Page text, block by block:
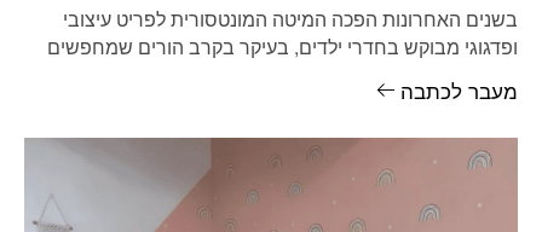
בשנים האחרונות הפכה המיטה המונטסורית לפריט עיצובי
ופדגוגי מבוקש בחדרי ילדים, בעיקר בקרב הורים שמחפשים
מעבר לכתבה